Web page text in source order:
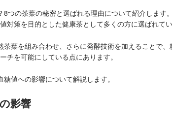
8つの茶葉の秘密と選ばれる理由について紹介します
対策を目的とした健康茶として多くの方に選ばれてい
葉を組み合わせ、さらに発酵技術を加えることで、
チを可能にしている点にあります。
値への影響について解説します。
影響